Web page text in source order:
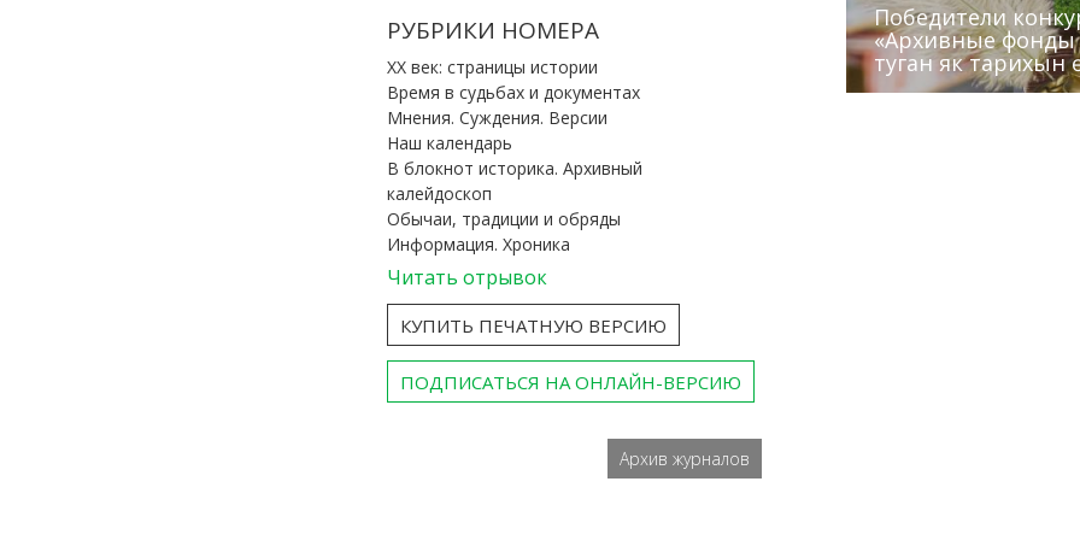
РУБРИКИ НОМЕРА
ХХ век: страницы истории
Время в судьбах и документах
Мнения. Суждения. Версии
Наш календарь
В блокнот историка. Архивный
калейдоскоп
Обычаи, традиции и обряды
Информация. Хроника
Читать отрывок
КУПИТЬ ПЕЧАТНУЮ ВЕРСИЮ
ПОДПИСАТЬСЯ НА ОНЛАЙН-ВЕРСИЮ
Архив журналов
Победители
«Архивные фонды
туган як тарихын
Архивисты
Госархива
Сотрудники
Эхо веков»
(КХТИ)
«Мир архивов